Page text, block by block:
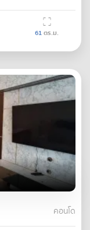
61ตร.ม.
คอนโด